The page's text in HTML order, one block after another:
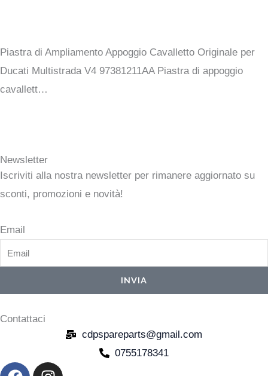
Piastra di Ampliamento Appoggio Cavalletto Originale per
Ducati Multistrada V4 97381211AA Piastra di appoggio
cavallett…
Newsletter
Iscriviti alla nostra newsletter per rimanere aggiornato su
sconti, promozioni e novità!
Email
INVIA
Contattaci
cdpspareparts@gmail.com
0755178341
F
I